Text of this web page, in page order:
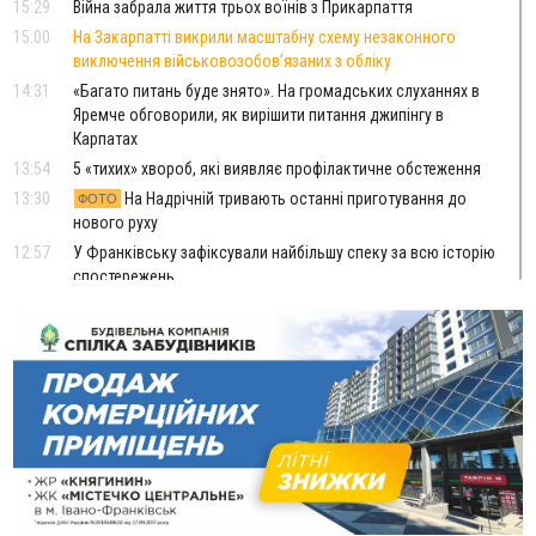
15:29
Війна забрала життя трьох воїнів з Прикарпаття
15:00
На Закарпатті викрили масштабну схему незаконного
виключення військовозобов’язаних з обліку
14:31
«Багато питань буде знято». На громадських слуханнях в
Яремче обговорили, як вирішити питання джипінгу в
Карпатах
13:54
5 «тихих» хвороб, які виявляє профілактичне обстеження
13:30
ФОТО
На Надрічній тривають останні приготування до
нового руху
12:57
У Франківську зафіксували найбільшу спеку за всю історію
спостережень
Лікування наркоманії Київ: чому важливо розпочати
терапію якомога раніше
12:00
Франківця, який у Косові викрав за магазину понад 640
тисяч гривень у валюті, засудили до 5 років
11:50
Податкова передасть в Міноборони для "Оберегу" дані про
чоловіків 18–60 років
11:20
Водійка, яку на Сухомлинського побив інший керманич,
відмовилася від обвинувачення — справу закрили
10:45
У Франківську, Коломиї, Долині та Яремче 6 серпня